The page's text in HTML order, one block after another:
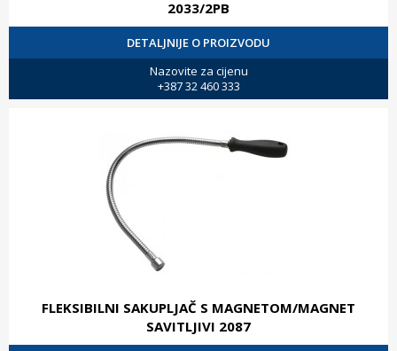
2033/2PB
DETALJNIJE O PROIZVODU
Nazovite za cijenu
+387 32 460 333
FLEKSIBILNI SAKUPLJAČ S MAGNETOM/MAGNET
SAVITLJIVI 2087